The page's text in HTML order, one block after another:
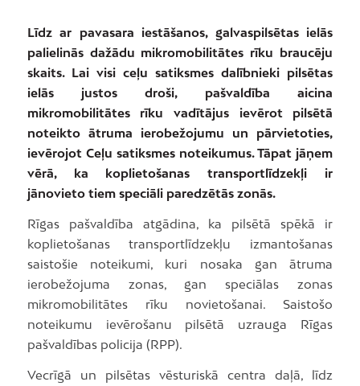
Līdz ar pavasara iestāšanos, galvaspilsētas ielās
palielinās dažādu mikromobilitātes rīku braucēju
skaits. Lai visi ceļu satiksmes dalībnieki pilsētas
ielās justos droši, pašvaldība aicina
mikromobilitātes rīku vadītājus ievērot pilsētā
noteikto ātruma ierobežojumu un pārvietoties,
ievērojot Ceļu satiksmes noteikumus. Tāpat jāņem
vērā, ka koplietošanas transportlīdzekļi ir
jānovieto tiem speciāli paredzētās zonās.
Rīgas pašvaldība atgādina, ka pilsētā spēkā ir
koplietošanas transportlīdzekļu izmantošanas
saistošie noteikumi, kuri nosaka gan ātruma
ierobežojuma zonas, gan speciālas zonas
mikromobilitātes rīku novietošanai. Saistošo
noteikumu ievērošanu pilsētā uzrauga Rīgas
pašvaldības policija (RPP).
Vecrīgā un pilsētas vēsturiskā centra daļā, līdz